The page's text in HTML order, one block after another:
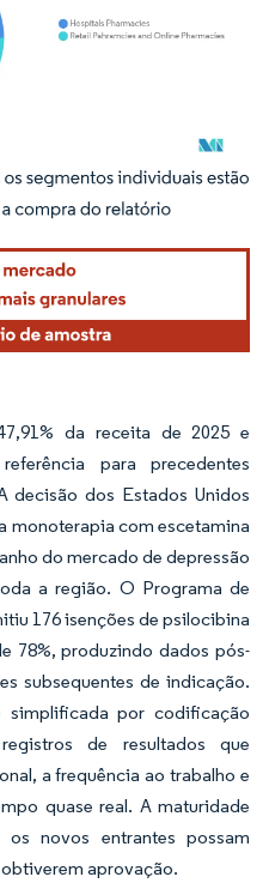
atribuição conforme CC BY 4.0.
da receita de 2025 e
para precedentes
decisão dos Estados Unidos
monoterapia com escetamina
do mercado de depressão
a região. O Programa de
176 isenções de psilocibina
78%, produzindo dados pós-
subsequentes de indicação.
por codificação
de resultados que
a frequência ao trabalho e
quase real. A maturidade
novos entrantes possam
aprovação.